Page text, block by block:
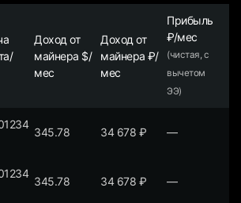
Доход от
майнера $/
мес
Доход от
майнера ₽/
мес
Прибыль
₽/мес
(чистая, с
вычетом
ЭЭ)
345.78 34 678 ₽ —
345.78 34 678 ₽ —